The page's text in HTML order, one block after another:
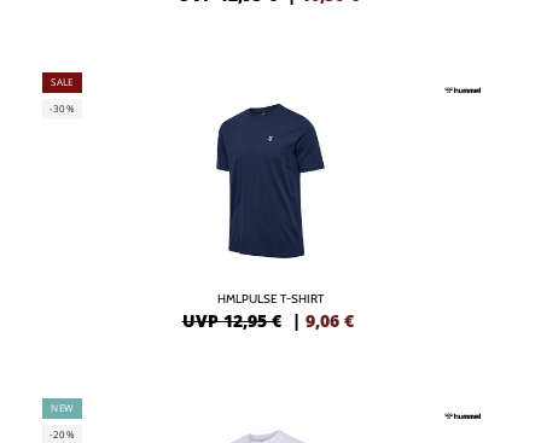
SALE
-30%
HMLPULSE T-SHIRT
UVP 12,95 € | 9,06 €
NEW
-20%